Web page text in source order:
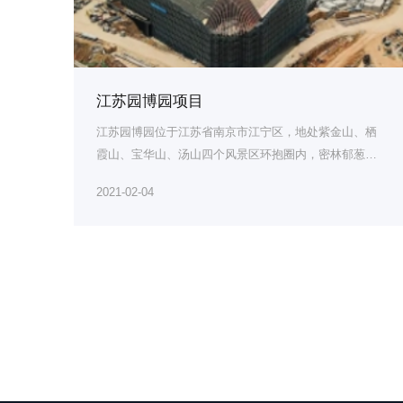
江苏园博园项目
江苏园博园位于江苏省南京市江宁区，地处紫金山、栖
霞山、宝华山、汤山四个风景区环抱圈内，密林郁葱、
2021-02-04